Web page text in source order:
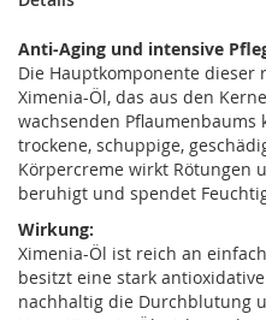
Anti-Aging und intensive
Die Hauptkomponente
Ximenia-Öl, das aus den
wachsenden
trockene, schuppige,
Körpercreme wirkt Rötungen
beruhigt und spendet
Wirkung:
Ximenia-Öl ist reich an
besitzt eine stark
nachhaltig die Durchblutung